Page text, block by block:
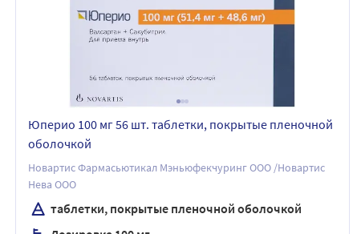
Юперио 100 мг 56 шт. таблетки, покрытые пленочной
оболочкой
Новартис Фармасьютикал Мэньюфекчуринг ООО /Новартис
Нева ООО
таблетки, покрытые пленочной оболочкой